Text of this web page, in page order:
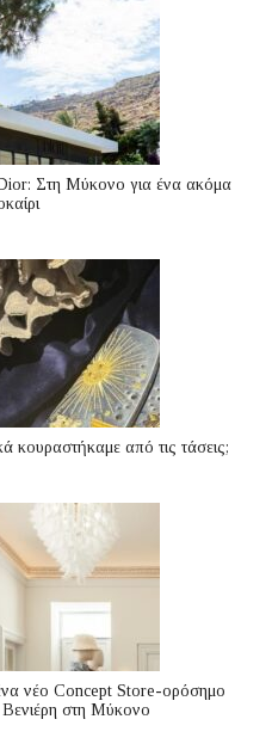
Στη Μύκονο για ένα ακόμα
κουραστήκαμε από τις τάσεις;
νέο Concept Store-ορόσημο
Βενιέρη στη Μύκονο